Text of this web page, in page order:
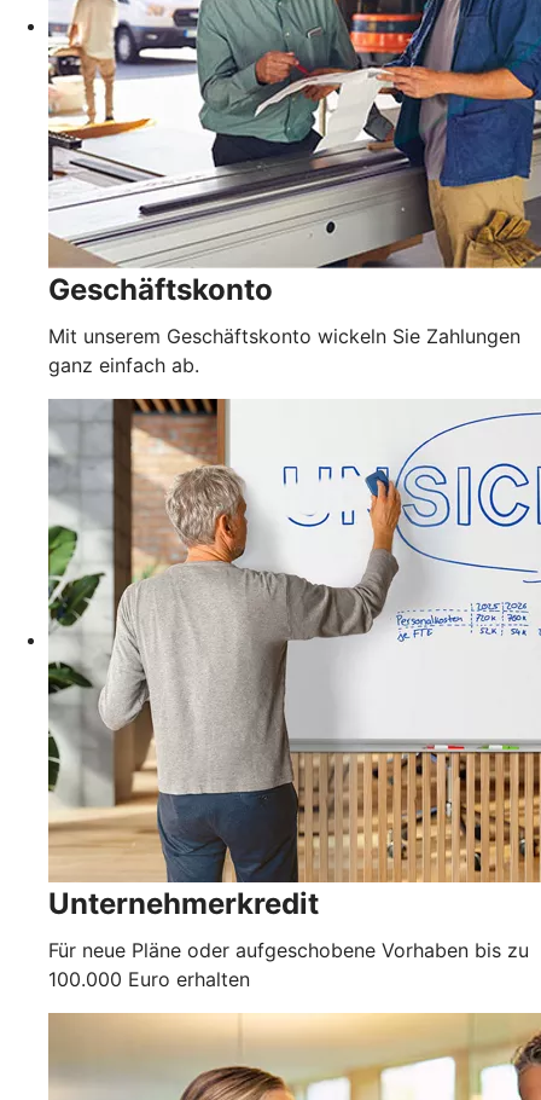
Geschäftskonto
Mit unserem Geschäftskonto wickeln Sie Zahlungen
ganz einfach ab.
Unternehmerkredit
Für neue Pläne oder aufgeschobene Vorhaben bis zu
100.000 Euro erhalten